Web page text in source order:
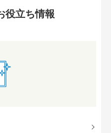
役立ち情報